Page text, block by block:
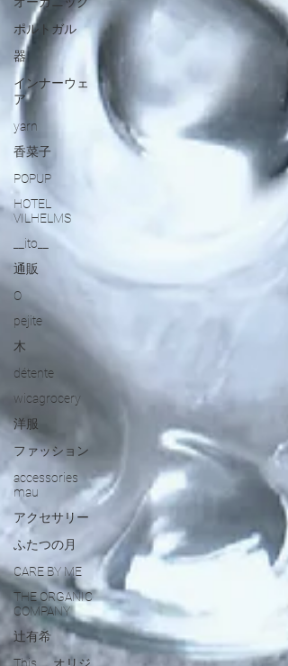
ポルトガル
器
インナーウェ
ア
yarn
香菜子
POPUP
HOTEL
VILHELMS
__ito__
通販
O
pejite
木
détente
wicagrocery
洋服
ファッション
accessories
mau
アクセサリー
ふたつの月
CARE BY ME
THE ORGANIC
COMPANY
辻有希